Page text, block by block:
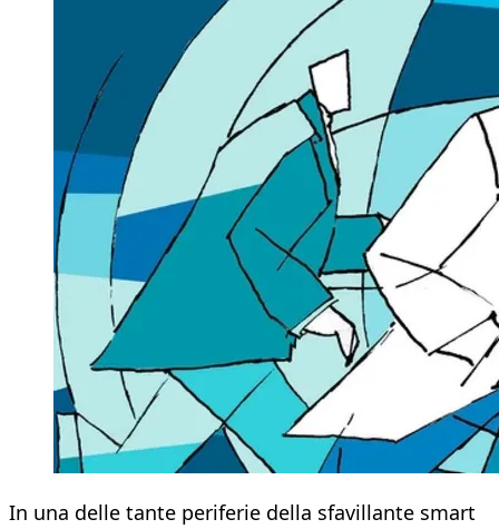
In una delle tante periferie della sfavillante smart